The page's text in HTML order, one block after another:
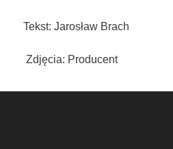
Tekst: Jarosław Brach
Zdjęcia: Producent